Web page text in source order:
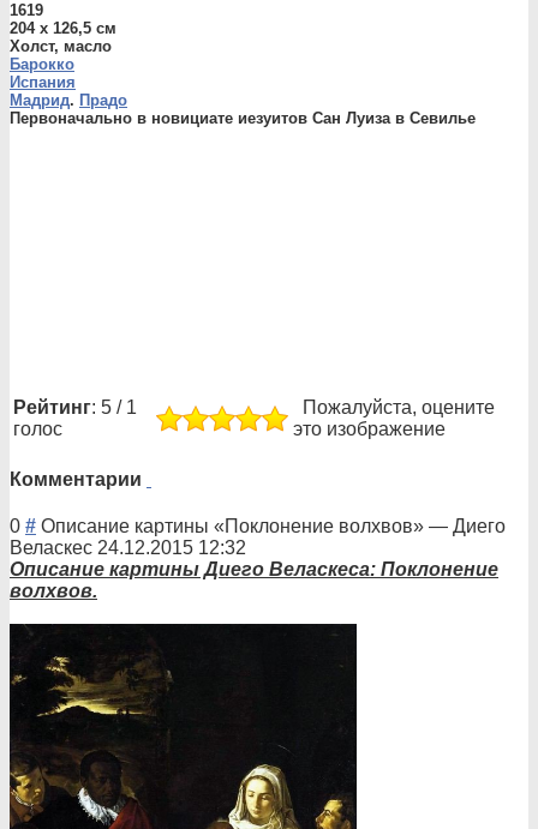
1619
204 x 126,5 см
Холст, масло
Барокко
Испания
Мадрид. Прадо
Первоначально в новициате иезуитов Сан Луиза в Севилье
Рейтинг: 5 / 1
голос
Пожалуйста, оцените
это изображение
Комментарии
0 # Описание картины «Поклонение волхвов» — Диего
Веласкес 24.12.2015 12:32
Описание картины Диего Веласкеса: Поклонение
волхвов.